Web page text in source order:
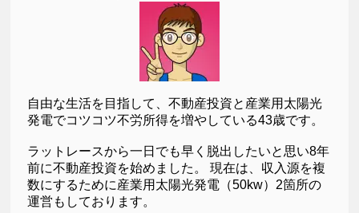
自由な生活を目指して、不動産投資と産業用太陽光
発電でコツコツ不労所得を増やしている43歳です。
ラットレースから一日でも早く脱出したいと思い8年
前に不動産投資を始めました。 現在は、収入源を複
数にするために産業用太陽光発電（50kw）2箇所の
運営もしております。